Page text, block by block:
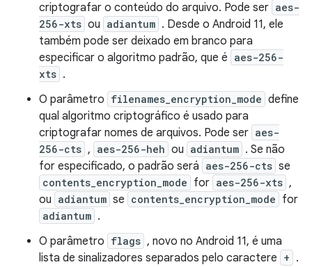
criptografar o conteúdo do arquivo. Pode ser aes-
256-xts ou adiantum . Desde o Android 11, ele
também pode ser deixado em branco para
especificar o algoritmo padrão, que é aes-256-
xts .
O parâmetro filenames_encryption_mode define
qual algoritmo criptográfico é usado para
criptografar nomes de arquivos. Pode ser aes-
256-cts , aes-256-heh ou adiantum . Se não
for especificado, o padrão será aes-256-cts se
contents_encryption_mode for aes-256-xts ,
ou adiantum se contents_encryption_mode for
adiantum .
O parâmetro flags , novo no Android 11, é uma
lista de sinalizadores separados pelo caractere + .